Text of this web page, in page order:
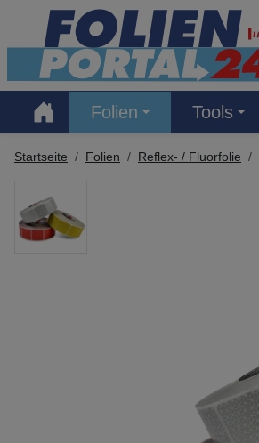
Hauptregion der Seite anspringen
Folien Tools
Startseite Folien Reflex- / Fluorfolie